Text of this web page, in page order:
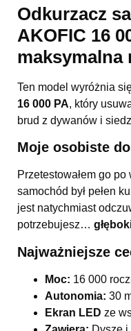
Odkurzacz
AKOFIC 16
maksymalna
Ten model wyróżnia
16 000 PA, który
brud z dywanów i
Moje osobiste
Przetestowałem go
samochód był pełen
jest natychmiast
potrzebujesz…
Najważniejsze
Moc: 16 000
Autonomia: 30
Ekran LED ze